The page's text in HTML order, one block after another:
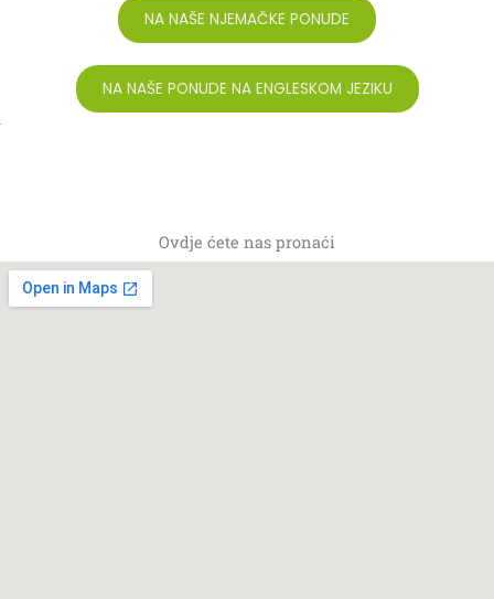
NA NAŠE NJEMAČKE PONUDE
NA NAŠE PONUDE NA ENGLESKOM JEZIKU
Ovdje ćete nas pronaći